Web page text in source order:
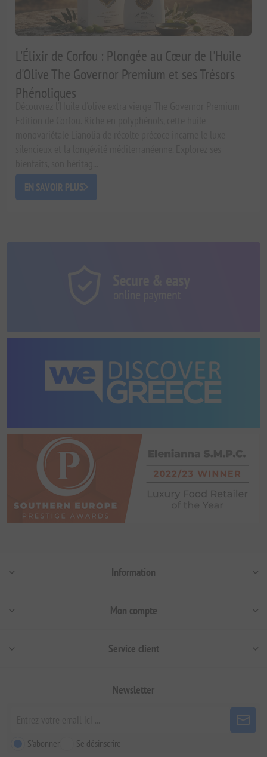
L'Élixir de Corfou : Plongée au Cœur de l'Huile
d'Olive The Governor Premium et ses Trésors
Phénoliques
EN SAVOIR PLUS
Information
Mon compte
Service client
Newsletter
S'abonner Se désinscrire